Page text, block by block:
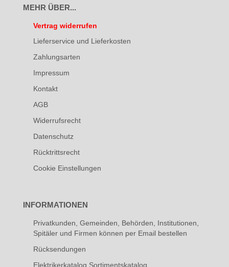
MEHR ÜBER...
Vertrag widerrufen
Lieferservice und Lieferkosten
Zahlungsarten
Impressum
Kontakt
AGB
Widerrufsrecht
Datenschutz
Rücktrittsrecht
Cookie Einstellungen
INFORMATIONEN
Privatkunden, Gemeinden, Behörden, Institutionen,
Spitäler und Firmen können per Email bestellen
Rücksendungen
Elektrikerkatalog Sortimentskatalog